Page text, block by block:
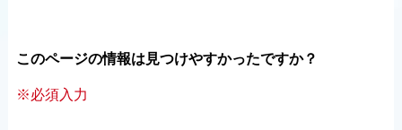
このページの情報は見つけやすかったですか？
※必須入力